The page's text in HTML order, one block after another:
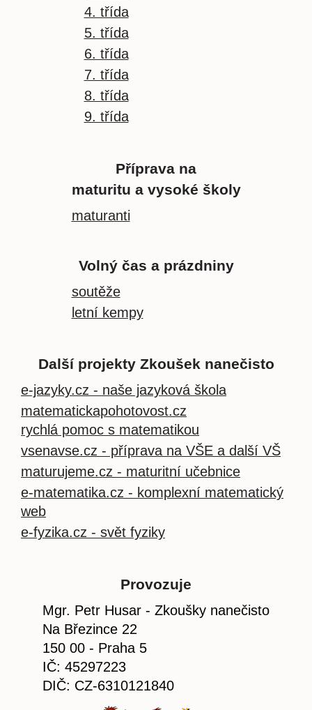
4. třída
5. třída
6. třída
7. třída
8. třída
9. třída
Příprava na
maturitu a vysoké školy
maturanti
Volný čas a prázdniny
soutěže
letní kempy
Další projekty Zkoušek nanečisto
e-jazyky.cz - naše jazyková škola
matematickapohotovost.cz
rychlá pomoc s matematikou
vsenavse.cz - příprava na VŠE a další VŠ
maturujeme.cz - maturitní učebnice
e-matematika.cz - komplexní matematický
web
e-fyzika.cz - svět fyziky
Provozuje
Mgr. Petr Husar - Zkoušky nanečisto
Na Březince 22
150 00 - Praha 5
IČ: 45297223
DIČ: CZ-6310121840